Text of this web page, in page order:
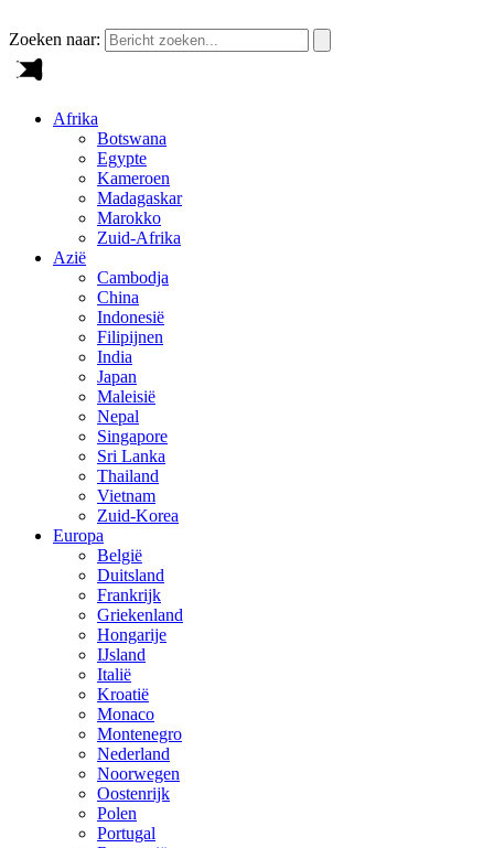
Zoeken naar:
Afrika
Botswana
Egypte
Kameroen
Madagaskar
Marokko
Zuid-Afrika
Azië
Cambodja
China
Indonesië
Filipijnen
India
Japan
Maleisië
Nepal
Singapore
Sri Lanka
Thailand
Vietnam
Zuid-Korea
Europa
België
Duitsland
Frankrijk
Griekenland
Hongarije
IJsland
Italië
Kroatië
Monaco
Montenegro
Nederland
Noorwegen
Oostenrijk
Polen
Portugal